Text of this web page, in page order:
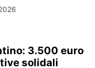
3.500 euro
solidali